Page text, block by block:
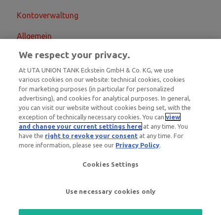
Kontoverwaltung
Allgemein
General questions
about UTA Edenred
Eckstein GmbH & Co. KG
We respect your privacy.
At UTA UNION TANK Eckstein GmbH & Co. KG, we use
various cookies on our website: technical cookies, cookies
for marketing purposes (in particular for personalized
advertising), and cookies for analytical purposes. In general,
you can visit our website without cookies being set, with the
exception of technically necessary cookies. You canview
and change your current settings here at any time. You
have the right to revoke your consent at any time. For
more information, please see our Privacy Policy.
Cookies Settings
Use necessary cookies only